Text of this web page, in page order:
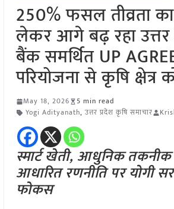
250% फसल तीव्रता
लेकर आगे बढ़ रहा उत्तर
बैंक समर्थित UP
परियोजना से कृषि क्षेत्र
May 18, 2026
5 min read
Yogi Adityanath, उत्तर प्रदेश कृषि समाचार
स्मार्ट खेती, आधुनिक तकनीक
आधारित रणनीति पर योगी
फोकस